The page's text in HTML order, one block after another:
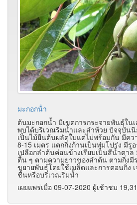
มะกอกน้ํา
ต้นมะกอกน้ำ มีเขตการกระจายพันธุ์ใน
พบได้บริเวณริมน้ำและลำห้วย ปัจจุบัน
เป็นไม้ยืนต้นผลัดใบแต่ไม่พร้อมกัน มีค
8-15 เมตร แตกกิ่งก้านเป็นพุ่มโปร่ง มีรู
เปลือกลำต้นค่อนข้างเรียบเป็นสีน้ำตาล
ตื้น ๆ ตามความยาวของลำต้น ตามกิ่งมี
ขยายพันธุ์โดยใช้เมล็ดและการตอนกิ่ง
ชื้นหรือบริเวณริมน้ำ
เผยแพร่เมื่อ 09-07-2020 ผู้เช้าชม